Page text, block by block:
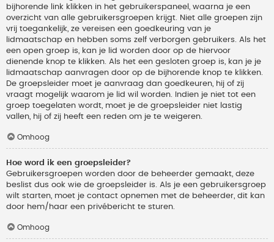
bijhorende link klikken in het gebruikerspaneel, waarna je een
overzicht van alle gebruikersgroepen krijgt. Niet alle groepen zijn
vrij toegankelijk, ze vereisen een goedkeuring van je
lidmaatschap en hebben soms zelf verborgen gebruikers. Als het
een open groep is, kan je lid worden door op de hiervoor
dienende knop te klikken. Als het een gesloten groep is, kan je je
lidmaatschap aanvragen door op de bijhorende knop te klikken.
De groepsleider moet je aanvraag dan goedkeuren, hij of zij
vraagt mogelijk waarom je lid wil worden. Indien je niet tot een
groep toegelaten wordt, moet je de groepsleider niet lastig
vallen, hij of zij heeft een reden om je te weigeren.
Omhoog
Hoe word ik een groepsleider?
Gebruikersgroepen worden door de beheerder gemaakt, deze
beslist dus ook wie de groepsleider is. Als je een gebruikersgroep
wilt starten, moet je contact opnemen met de beheerder, dit kan
door hem/haar een privébericht te sturen.
Omhoog